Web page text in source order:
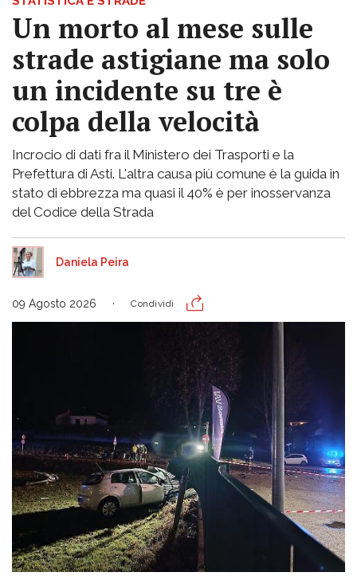
Un morto al mese sulle
strade astigiane ma solo
un incidente su tre è
colpa della velocità
Incrocio di dati fra il Ministero dei Trasporti e la
Prefettura di Asti. L'altra causa più comune è la guida in
stato di ebbrezza ma quasi il 40% è per inosservanza
del Codice della Strada
Daniela Peira
09 Agosto 2026 Condividi